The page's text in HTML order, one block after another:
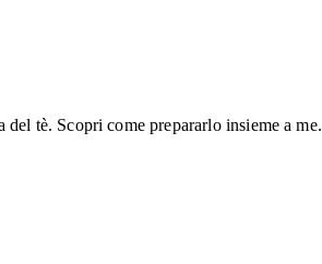
tè. Scopri come prepararlo insieme a me.